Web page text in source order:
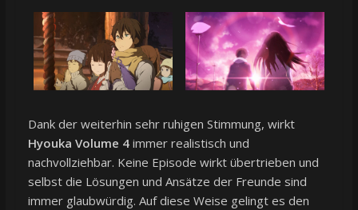
Dank der weiterhin sehr ruhigen Stimmung, wirkt
Hyouka Volume 4immer realistisch und
nachvollziehbar. Keine Episode wirkt übertrieben und
selbst die Lösungen und Ansätze der Freunde sind
immer glaubwürdig. Auf diese Weise gelingt es den